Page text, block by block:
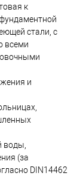
к
стали, с
всеми
и
воды,
(за
DIN14462